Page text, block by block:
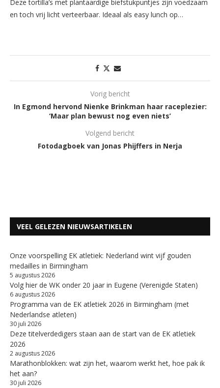
Deze tortilla’s met plantaardige biefstukpuntjes zijn voedzaam
en toch vrij licht verteerbaar. Ideaal als easy lunch op…
Vorig bericht
In Egmond hervond Nienke Brinkman haar raceplezier:
‘Maar plan bewust nog even niets’
Volgend bericht
Fotodagboek van Jonas Phijffers in Nerja
VEEL GELEZEN NIEUWSARTIKELEN
Onze voorspelling EK atletiek: Nederland wint vijf gouden
medailles in Birmingham
5 augustus 2026
Volg hier de WK onder 20 jaar in Eugene (Verenigde Staten)
6 augustus 2026
Programma van de EK atletiek 2026 in Birmingham (met
Nederlandse atleten)
30 juli 2026
Deze titelverdedigers staan aan de start van de EK atletiek
2026
2 augustus 2026
Marathonblokken: wat zijn het, waarom werkt het, hoe pak ik
het aan?
30 juli 2026